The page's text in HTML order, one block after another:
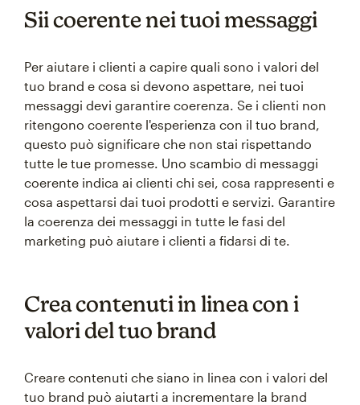
Sii coerente nei tuoi messaggi
Per aiutare i clienti a capire quali sono i valori del
tuo brand e cosa si devono aspettare, nei tuoi
messaggi devi garantire coerenza. Se i clienti non
ritengono coerente l'esperienza con il tuo brand,
questo può significare che non stai rispettando
tutte le tue promesse. Uno scambio di messaggi
coerente indica ai clienti chi sei, cosa rappresenti e
cosa aspettarsi dai tuoi prodotti e servizi. Garantire
la coerenza dei messaggi in tutte le fasi del
marketing può aiutare i clienti a fidarsi di te.
Crea contenuti in linea con i
valori del tuo brand
Creare contenuti che siano in linea con i valori del
tuo brand può aiutarti a incrementare la brand